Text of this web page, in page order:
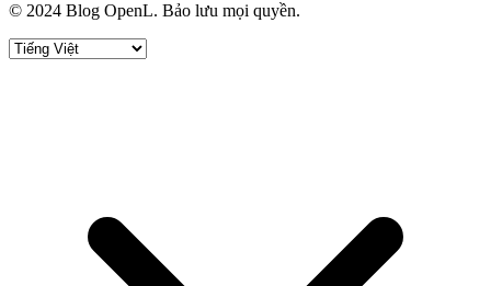
© 2024 Blog OpenL. Bảo lưu mọi quyền.